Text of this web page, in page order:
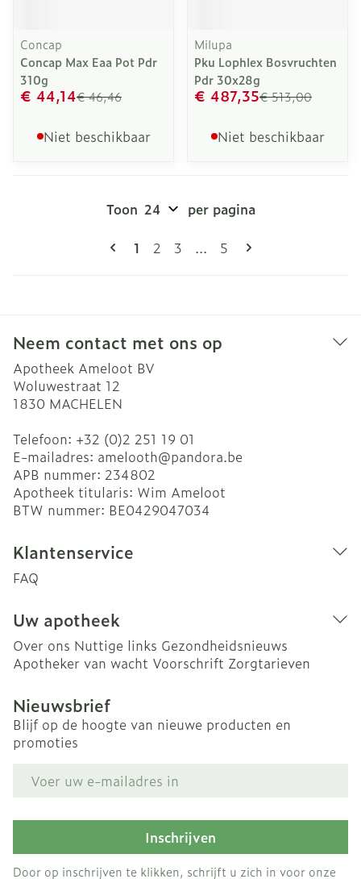
Concap
Concap Max Eaa Pot Pdr
310g
€ 46,46
€ 44,14
Niet beschikbaar
Milupa
Pku Lophlex Bosvruchten
Pdr 30x28g
€ 513,00
€ 487,35
Niet beschikbaar
Pagina's
U lees momenteel pagina
1 Pagina
2 Pagina
3 ... Pagina
5
Toon per pagina
Neem contact met ons op
Apotheek Ameloot BV
Woluwestraat 12
1830 MACHELEN
Telefoon: +32 (0)2 251 19 01
E-mailadres: amelooth@pandora.be
APB nummer: 234802
Apotheek titularis: Wim Ameloot
BTW nummer: BE0429047034
Klantenservice
FAQ
Uw apotheek
Over ons Nuttige links Gezondheidsnieuws
Apotheker van wacht Voorschrift Zorgtarieven
Nieuwsbrief
Blijf op de hoogte van nieuwe producten en
promoties
Inschrijven
Door op inschrijven te klikken, schrijft u zich in voor onze